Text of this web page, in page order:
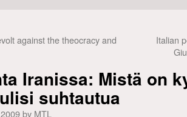
against the theocracy and
Italian
Iranissa: Mistä on
suhtautua
by MTL